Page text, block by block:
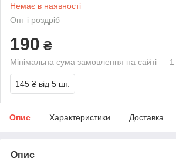
Немає в наявності
Опт і роздріб
190 ₴
Мінімальна сума замовлення на сайті —
145 ₴ від 5 шт.
Опис Характеристики Доставка
Опис